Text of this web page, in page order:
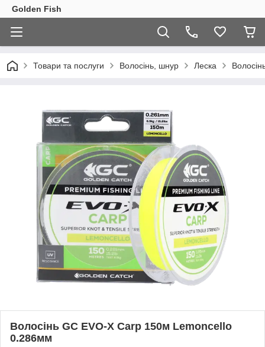
Golden Fish
Товари та послуги Волосінь, шнур Леска
Волосінь GC EVO-X Carp 150м Lemoncello
0.286мм